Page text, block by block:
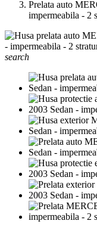
Prelata auto
impermeabila - 2
search